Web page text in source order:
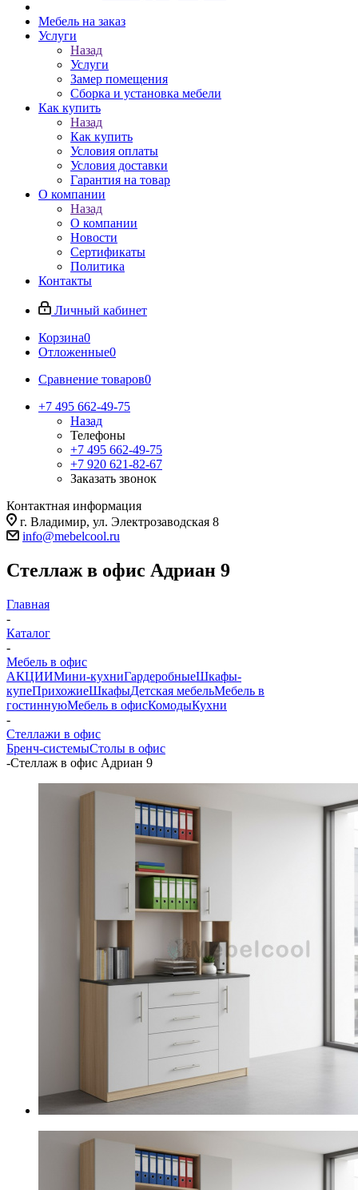
Мебель на заказ
Услуги
Назад
Услуги
Замер помещения
Сборка и установка мебели
Как купить
Назад
Как купить
Условия оплаты
Условия доставки
Гарантия на товар
О компании
Назад
О компании
Новости
Сертификаты
Политика
Контакты
Личный кабинет
Корзина0
Отложенные0
Сравнение товаров0
+7 495 662-49-75
Назад
Телефоны
+7 495 662-49-75
+7 920 621-82-67
Заказать звонок
Контактная информация
г. Владимир, ул. Электрозаводская 8
info@mebelcool.ru
Стеллаж в офис Адриан 9
Главная
-
Каталог
-
Мебель в офис
АКЦИИМини-кухниГардеробныеШкафы-
купеПрихожиеШкафыДетская мебельМебель в
гостиннуюМебель в офисКомодыКухни
-
Стеллажи в офис
Бренч-системыСтолы в офис
-Стеллаж в офис Адриан 9